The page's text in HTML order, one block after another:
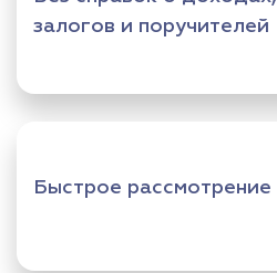
залогов и поручителей
Быстрое рассмотрение